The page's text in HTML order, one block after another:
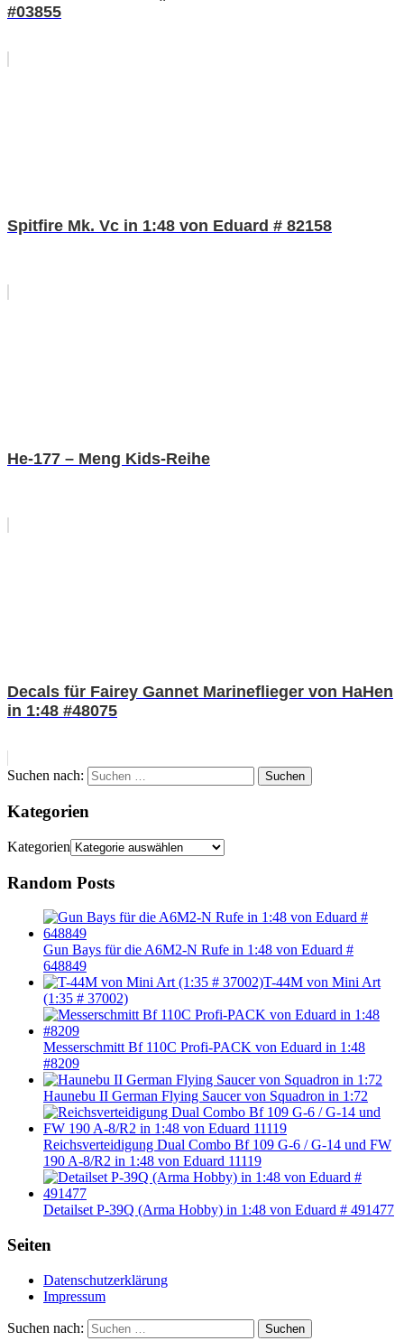
#03855
Spitfire Mk. Vc in 1:48 von Eduard # 82158
He-177 – Meng Kids-Reihe
Decals für Fairey Gannet Marineflieger von HaHen
in 1:48 #48075
Suchen nach: Suchen
Kategorien
Kategorien
Random Posts
Gun Bays für die A6M2-N Rufe in 1:48 von Eduard #
648849
T-44M von Mini Art
(1:35 # 37002)
Messerschmitt Bf 110C Profi-PACK von Eduard in 1:48
#8209
Haunebu II German Flying Saucer von Squadron in 1:72
Reichsverteidigung Dual Combo Bf 109 G-6 / G-14 und FW
190 A-8/R2 in 1:48 von Eduard 11119
Detailset P-39Q (Arma Hobby) in 1:48 von Eduard # 491477
Seiten
Datenschutzerklärung
Impressum
Suchen nach: Suchen